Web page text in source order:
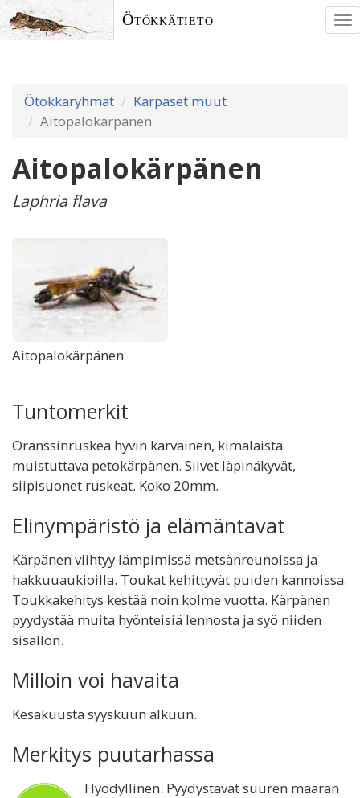
Ötökkätieto
Ötökkäryhmät
Kärpäset muut
Aitopalokärpänen
Aitopalokärpänen
Laphria flava
Aitopalokärpänen
Tuntomerkit
Oranssinruskea hyvin karvainen, kimalaista
muistuttava petokärpänen. Siivet läpinäkyvät,
siipisuonet ruskeat. Koko 20mm.
Elinympäristö ja elämäntavat
Kärpänen viihtyy lämpimissä metsänreunoissa ja
hakkuuaukioilla. Toukat kehittyvät puiden kannoissa.
Toukkakehitys kestää noin kolme vuotta. Kärpänen
pyydystää muita hyönteisiä lennosta ja syö niiden
sisällön.
Milloin voi havaita
Kesäkuusta syyskuun alkuun.
Merkitys puutarhassa
Hyödyllinen. Pyydystävät suuren määrän